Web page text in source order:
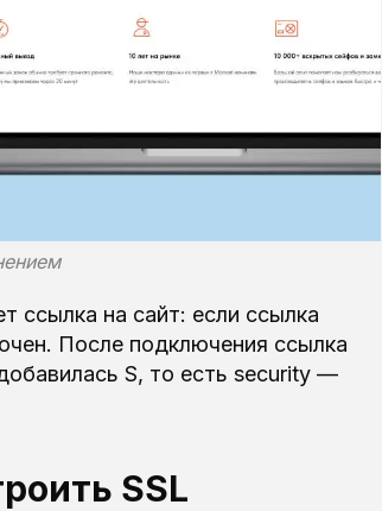
ссылка на сайт: если ссылка
После подключения ссылка
S, то есть security —
SSL